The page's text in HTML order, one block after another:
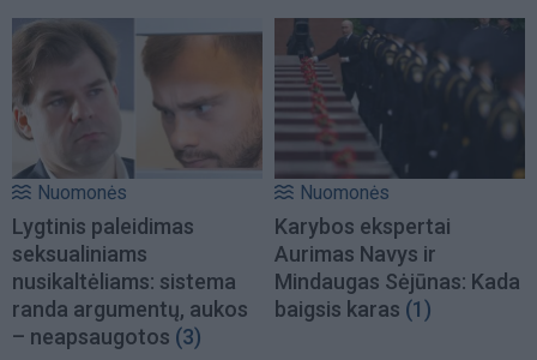
Nuomonės
Lygtinis paleidimas
seksualiniams
nusikaltėliams: sistema
randa argumentų, aukos
– neapsaugotos (3)
Nuomonės
Karybos ekspertai
Aurimas Navys ir
Mindaugas Sėjūnas: Kada
baigsis karas (1)